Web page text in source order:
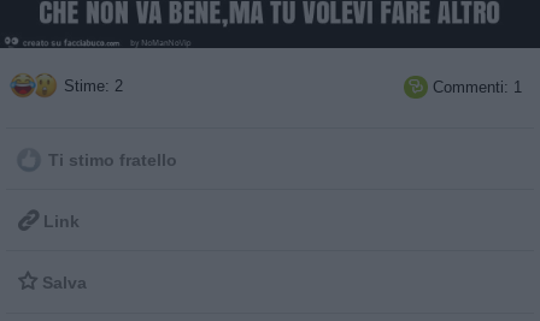
Stime: 2  Commenti: 1
Ti stimo fratello
 Link
 Salva